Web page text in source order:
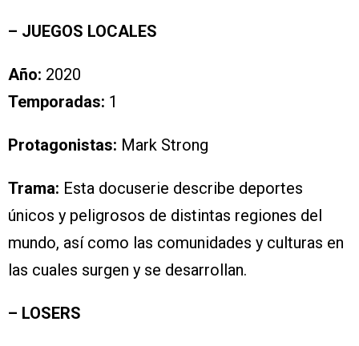
– JUEGOS LOCALES
Año: 2020
Temporadas: 1
Protagonistas: Mark Strong
Trama: Esta docuserie describe deportes
únicos y peligrosos de distintas regiones del
mundo, así como las comunidades y culturas en
las cuales surgen y se desarrollan.
– LOSERS